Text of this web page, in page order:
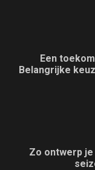
Een
Belangrijke
Zo ontwerp